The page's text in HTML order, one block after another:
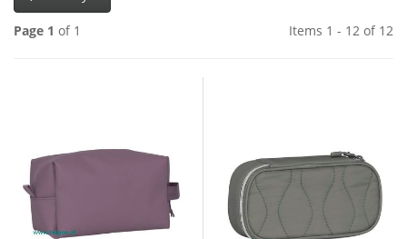
Page 1 of 1 Items 1 - 12 of 12